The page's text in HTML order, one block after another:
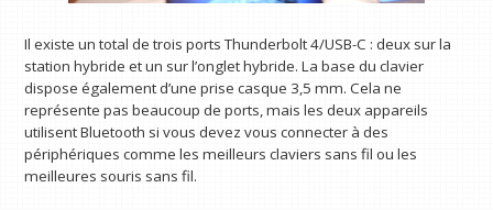
Il existe un total de trois ports Thunderbolt 4/USB-C : deux sur la
station hybride et un sur l’onglet hybride. La base du clavier
dispose également d’une prise casque 3,5 mm. Cela ne
représente pas beaucoup de ports, mais les deux appareils
utilisent Bluetooth si vous devez vous connecter à des
périphériques comme les meilleurs claviers sans fil ou les
meilleures souris sans fil.